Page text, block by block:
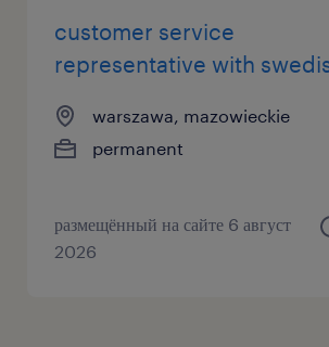
customer service
representative with
warszawa, mazowieckie
permanent
размещённый на сайте 6 август
2026